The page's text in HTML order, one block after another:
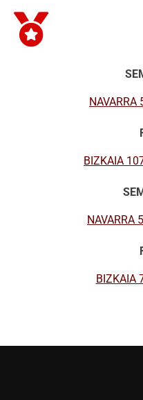
NAVARRA
BIZKAIA
NAVARRA
BIZKAIA